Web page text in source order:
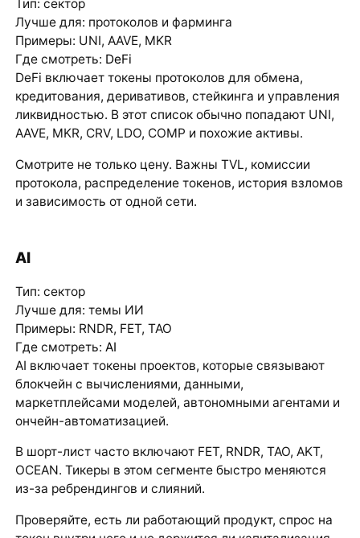
Тип: сектор
Лучше для: протоколов и фарминга
Примеры: UNI, AAVE, MKR
Где смотреть: DeFi
DeFi включает токены протоколов для обмена,
кредитования, деривативов, стейкинга и управления
ликвидностью. В этот список обычно попадают UNI,
AAVE, MKR, CRV, LDO, COMP и похожие активы.
Смотрите не только цену. Важны TVL, комиссии
протокола, распределение токенов, история взломов
и зависимость от одной сети.
AI
Тип: сектор
Лучше для: темы ИИ
Примеры: RNDR, FET, TAO
Где смотреть: AI
AI включает токены проектов, которые связывают
блокчейн с вычислениями, данными,
маркетплейсами моделей, автономными агентами и
ончейн-автоматизацией.
В шорт-лист часто включают FET, RNDR, TAO, AKT,
OCEAN. Тикеры в этом сегменте быстро меняются
из-за ребрендингов и слияний.
Проверяйте, есть ли работающий продукт, спрос на